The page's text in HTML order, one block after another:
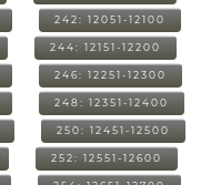
242: 12051-12100
244: 12151-12200
246: 12251-12300
248: 12351-12400
250: 12451-12500
252: 12551-12600